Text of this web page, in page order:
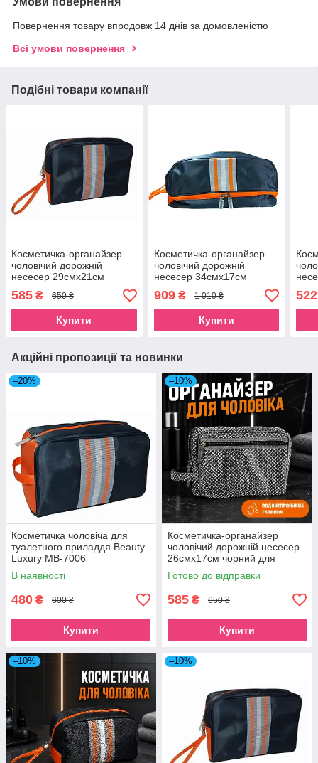
Повернення товару впродовж 14 днів за домовленістю
Всі умови повернення
Подібні товари компанії
Косметичка-органайзер
чоловічий дорожній
несесер 29смх21см
чорний для туалетного
приладдя Beauty Luxury
585 ₴ 650 ₴
Купити
Косметичка-органайзер
чоловічий дорожній
несесер 34смх17см
чорний для туалетного
приладдя Beauty Luxury
909₴ 1 010 ₴
Купити
522
Акційні пропозиції та новинки
–20%
Косметичка чоловіча для
туалетного приладдя Beauty
Luxury MB-7006
В наявності
480 ₴ 600 ₴
Купити
–10%
Косметичка-органайзер
чоловічий дорожній несесер
26смх17см чорний для
туалетного приладдя Beauty
Luxury
Готово до відправки
585 ₴ 650 ₴
Купити
–10% –10%